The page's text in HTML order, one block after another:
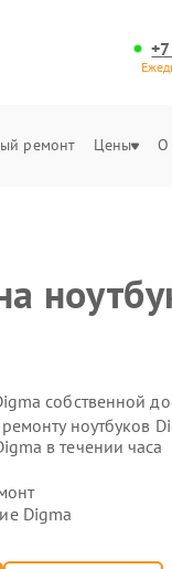
ремонт Цены О
собственной
ноутбуков
в течении часа
Digma